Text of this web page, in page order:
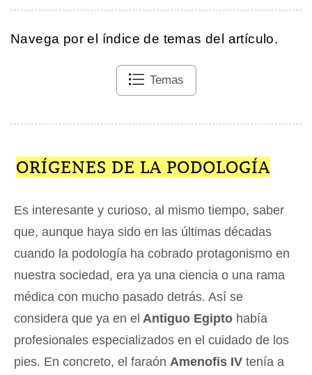
Navega por el índice de temas del artículo.
Temas
ORÍGENES DE LA PODOLOGÍA
Es interesante y curioso, al mismo tiempo, saber
que, aunque haya sido en las últimas décadas
cuando la podología ha cobrado protagonismo en
nuestra sociedad, era ya una ciencia o una rama
médica con mucho pasado detrás. Así se
considera que ya en el Antiguo Egipto había
profesionales especializados en el cuidado de los
pies. En concreto, el faraón Amenofis IV tenía a